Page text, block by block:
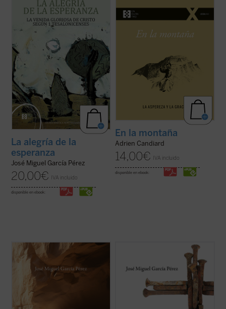
tonalidad originaria, abierta a la plenitud
cristológica, y que constituye una
esperanza cristiana como fuente de alegría
(ver ficha)
La alegría de la
esperanza
José Miguel García Pérez
20,00€ IVA incluido
disponible en ebook:
proclama las Bienaventuranzas y propone
exigencias que parecen inalcanzables:
En la montaña
Adrien Candiard
14,00€ IVA incluido
disponible en ebook:
José Miguel García centra la atención
sobre las dificultades o extrañezas
contenidas en los relatos evangélicos, que
son los testimonios más explícitos acerca
de lo que aconteció después de la muerte y
sepultura de Jesús de Nazaret. El ...
pasión de Cristo que aparecen en los
llamativas diferencias, incluso
contradicciones, entre algunos de los
pasajes narrados en ellos. El autor de este
libro ofrece, ...(ver ficha)